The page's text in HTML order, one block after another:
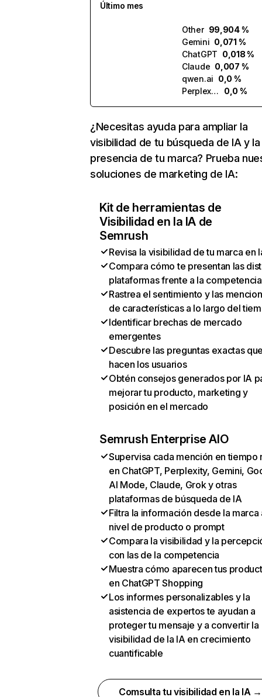
Último mes
Other 99,904 %
Gemini 0,071 %
ChatGPT 0,018 %
Claude 0,007 %
qwen.ai 0,0 %
Perplexity
0,0 %
¿Necesitas ayuda para ampliar la
visibilidad de tu búsqueda de IA y la
presencia de tu marca? Prueba
soluciones de marketing de IA:
Kit de herramientas de
Visibilidad en la IA de
Semrush
Revisa la visibilidad de tu marca en
Compara cómo te presentan las
plataformas frente a la competencia
Rastrea el sentimiento y las
de características a lo largo del
Identificar brechas de mercado
emergentes
Descubre las preguntas exactas
hacen los usuarios
Obtén consejos generados por IA
mejorar tu producto, marketing y
posición en el mercado
Semrush Enterprise AIO
Supervisa cada mención en tiempo
en ChatGPT, Perplexity, Gemini,
AI Mode, Claude, Grok y otras
plataformas de búsqueda de IA
Filtra la información desde la marca
nivel de producto o prompt
Compara la visibilidad y la
con las de la competencia
Muestra cómo aparecen tus
en ChatGPT Shopping
Los informes personalizables y la
asistencia de expertos te ayudan a
proteger tu mensaje y a convertir la
visibilidad de la IA en crecimiento
cuantificable
Comsulta tu visibilidad en la IA →